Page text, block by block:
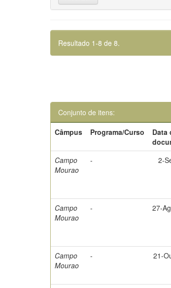
Resultado 1-8 de 8.
Conjunto de itens:
Câmpus
Programa/Curso
Data
Campo
Mourao
- 2-
Campo
Mourao
- 27-
Campo
Mourao
- 21-